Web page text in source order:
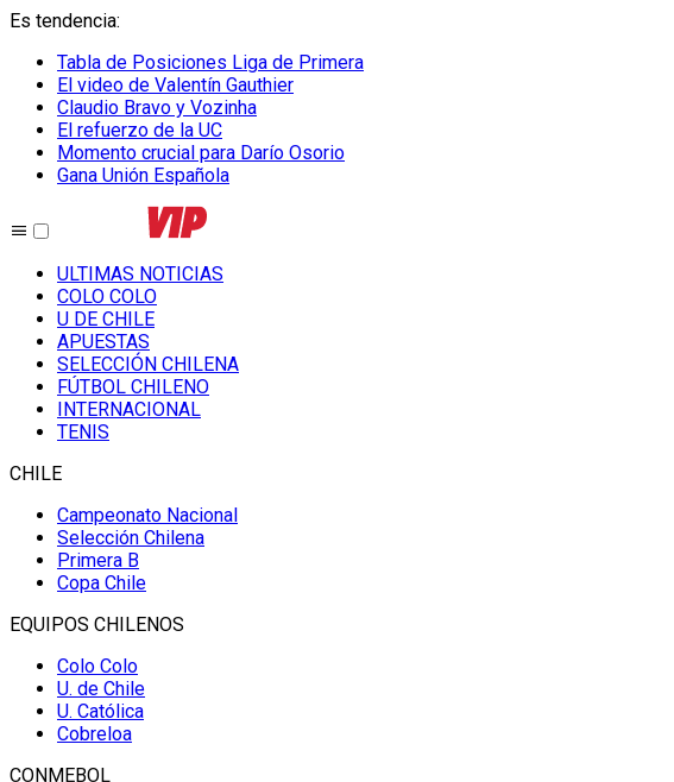
Es tendencia:
Tabla de Posiciones Liga de Primera
El video de Valentín Gauthier
Claudio Bravo y Vozinha
El refuerzo de la UC
Momento crucial para Darío Osorio
Gana Unión Española
ULTIMAS NOTICIAS
COLO COLO
U DE CHILE
APUESTAS
SELECCIÓN CHILENA
FÚTBOL CHILENO
INTERNACIONAL
TENIS
CHILE
Campeonato Nacional
Selección Chilena
Primera B
Copa Chile
EQUIPOS CHILENOS
Colo Colo
U. de Chile
U. Católica
Cobreloa
CONMEBOL